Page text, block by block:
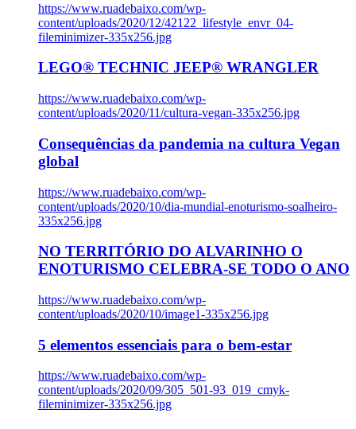
https://www.ruadebaixo.com/wp-
content/uploads/2020/12/42122_lifestyle_envr_04-
fileminimizer-335x256.jpg
LEGO® TECHNIC JEEP® WRANGLER
https://www.ruadebaixo.com/wp-
content/uploads/2020/11/cultura-vegan-335x256.jpg
Consequências da pandemia na cultura Vegan
global
https://www.ruadebaixo.com/wp-
content/uploads/2020/10/dia-mundial-enoturismo-soalheiro-
335x256.jpg
NO TERRITÓRIO DO ALVARINHO O
ENOTURISMO CELEBRA-SE TODO O ANO
https://www.ruadebaixo.com/wp-
content/uploads/2020/10/image1-335x256.jpg
5 elementos essenciais para o bem-estar
https://www.ruadebaixo.com/wp-
content/uploads/2020/09/305_501-93_019_cmyk-
fileminimizer-335x256.jpg